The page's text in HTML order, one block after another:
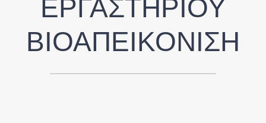
ΕΡΓΑΣΤΗΡΙΟΥ
ΒΙΟΑΠΕΙΚΟΝΙΣΗ